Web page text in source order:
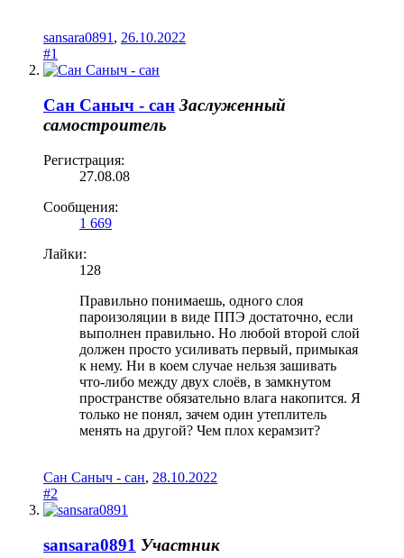
sansara0891 , 26.10.2022
#1
Сан Саныч - сан Заслуженный
самостроитель
Регистрация:
27.08.08
Сообщения:
1 669
Лайки:
128
Правильно понимаешь, одного слоя
пароизоляции в виде ППЭ достаточно, если
выполнен правильно. Но любой второй слой
должен просто усиливать первый, примыкая
к нему. Ни в коем случае нельзя зашивать
что-либо между двух слоёв, в замкнутом
пространстве обязательно влага накопится. Я
только не понял, зачем один утеплитель
менять на другой? Чем плох керамзит?
Сан Саныч - сан, 28.10.2022
#2
sansara0891 Участник